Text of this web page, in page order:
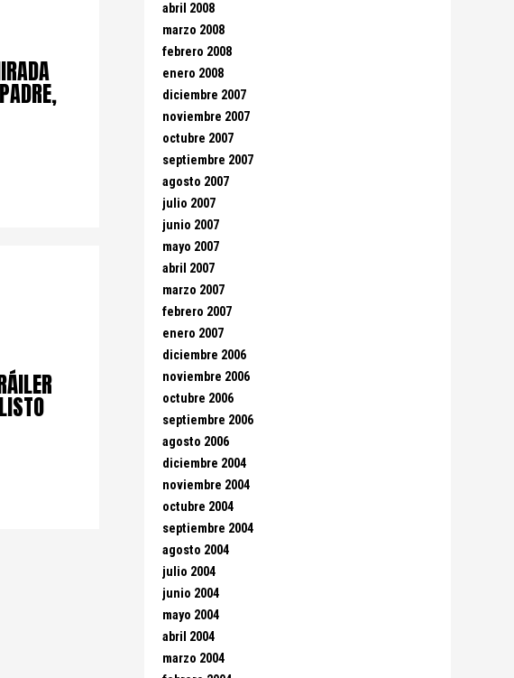
abril 2008
marzo 2008
febrero 2008
enero 2008
diciembre 2007
noviembre 2007
octubre 2007
septiembre 2007
agosto 2007
julio 2007
junio 2007
mayo 2007
abril 2007
marzo 2007
febrero 2007
enero 2007
diciembre 2006
noviembre 2006
octubre 2006
septiembre 2006
agosto 2006
diciembre 2004
noviembre 2004
octubre 2004
septiembre 2004
agosto 2004
julio 2004
junio 2004
mayo 2004
abril 2004
marzo 2004